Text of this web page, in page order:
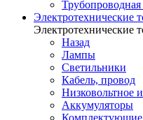
Трубопроводная
Электротехнические
Электротехнические
Назад
Лампы
Светильники
Кабель, провод
Низковольтное
Аккумуляторы
Комплектующие